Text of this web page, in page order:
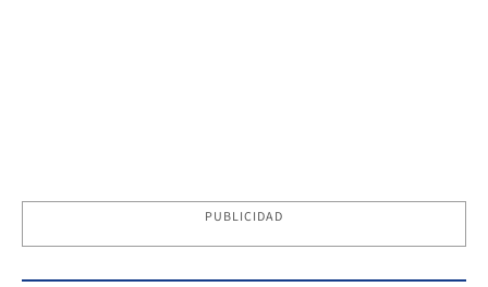
PUBLICIDAD